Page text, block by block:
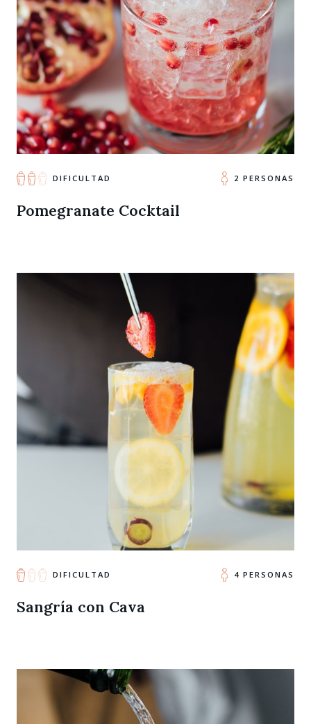
DIFICULTAD 2 PERSONAS
Pomegranate Cocktail
DIFICULTAD 4 PERSONAS
Sangría con Cava